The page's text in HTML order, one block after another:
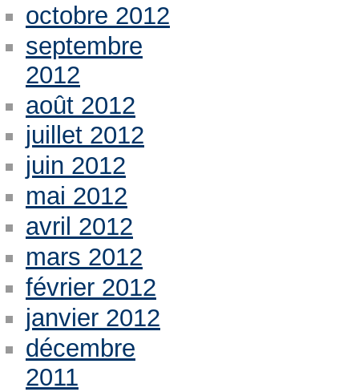
octobre 2012
septembre
2012
août 2012
juillet 2012
juin 2012
mai 2012
avril 2012
mars 2012
février 2012
janvier 2012
décembre
2011